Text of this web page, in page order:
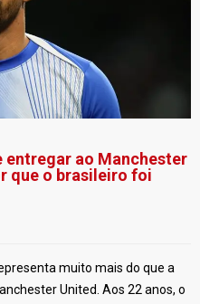
entregar ao Manchester
que o brasileiro foi
muito mais do que a
United. Aos 22 anos, o